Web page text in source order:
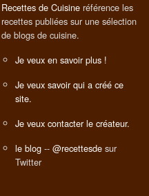
Recettes de Cuisine référence les
recettes publiées sur une sélection
de blogs de cuisine.
Je veux en savoir plus !
Je veux savoir qui a créé ce
site.
Je veux contacter le créateur.
le blog -- @recettesde sur
Twitter